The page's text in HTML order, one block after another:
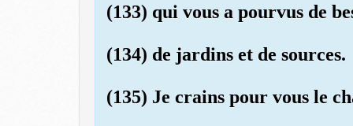
(133) qui vous a pourvus de
(134) de jardins et de sources.
(135) Je crains pour vous le